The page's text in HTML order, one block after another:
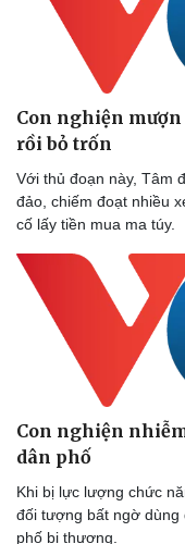
Dinh dưỡng - món
Cây thuốc
Sản phụ khoa
Nhi khoa
Nam khoa
Phòng mạch online
Ăn sạch sống khỏe
Con nghiện
rồi bỏ trốn
Với thủ đoạn này, Tâm
đảo, chiếm đoạt nhiều
cố lấy tiền mua ma túy.
Con nghiện
dân phố
Khi bị lực lượng chức
đối tượng bất ngờ dùng
phố bị thương.